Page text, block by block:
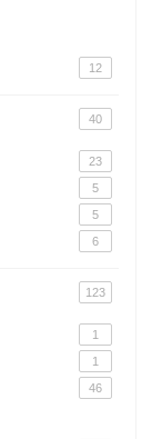
12
40
23
5
5
6
123
1
1
46